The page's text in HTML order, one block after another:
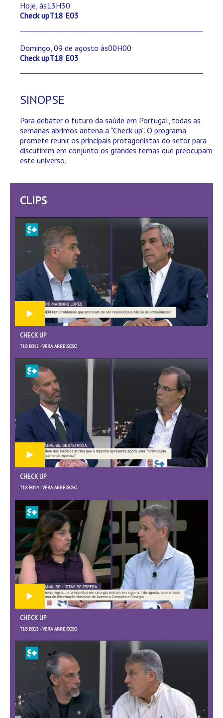
SINOPSE
Para debater o futuro da saúde em Portugal, todas as
semanas abrimos antena a “Check up”. O programa
promete reunir os principais protagonistas do setor para
discutirem em conjunto os grandes temas que preocupam
este universo.
Check upT18 E03
Hoje, às13H30
Check upT18 E03
Domingo, 09 de agosto às00H00
CLIPS
CHECK UP
T18 E015 - VERA ARREIGOSO
CHECK UP
T18 E014 - VERA ARREIGOSO
CHECK UP
T18 E013 - VERA ARREIGOSO